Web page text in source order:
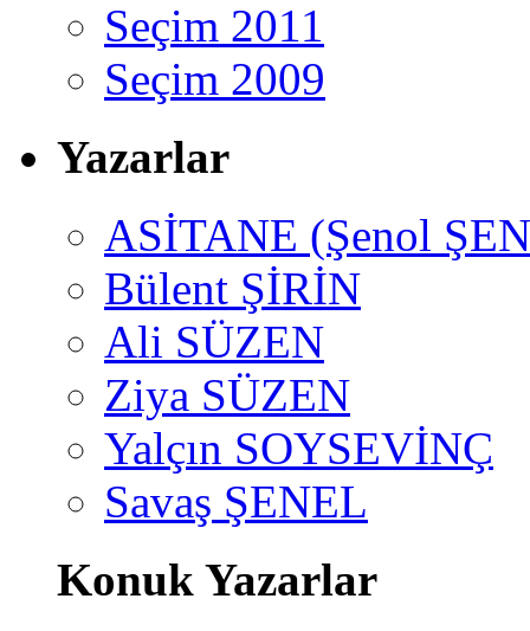
Seçim 2011
Seçim 2009
Yazarlar
ASİTANE (Şenol
Bülent ŞİRİN
Ali SÜZEN
Ziya SÜZEN
Yalçın SOYSEVİNÇ
Savaş ŞENEL
Konuk Yazarlar